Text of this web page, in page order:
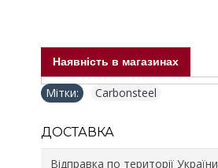
Наявність в магазинах
Мітки: Carbonsteel
ДОСТАВКА
Відправка по території України